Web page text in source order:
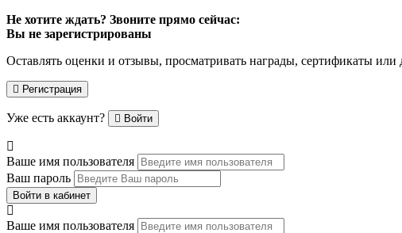
Не хотите ждать? Звоните прямо сейчас:
Вы не зарегистрированы
Оставлять оценки и отзывы, просматривать награды, сертификаты
Регистрация
Уже есть аккаунт? Войти
Ваше имя пользователя
Ваш пароль
Войти в кабинет
Ваше имя пользователя